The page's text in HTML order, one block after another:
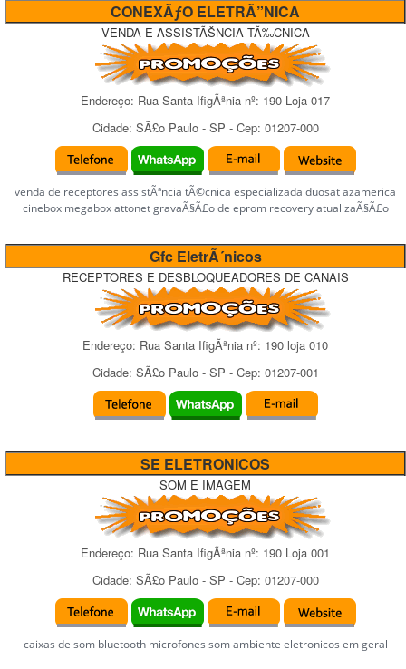
CONEXÃƒO ELETRÃ”NICA
VENDA E ASSISTÃŠNCIA TÃ‰CNICA
Endereço: Rua Santa IfigÃªnia nº: 190 Loja 017
Cidade: SÃ£o Paulo- SP - Cep: 01207-000
venda de receptores assistÃªncia tÃ©cnica especializada duosat azamerica
cinebox megabox attonet gravaÃ§Ã£o de eprom recovery atualizaÃ§Ã£o
Gfc EletrÃ´nicos
RECEPTORES E DESBLOQUEADORES DE CANAIS
Endereço: Rua Santa IfigÃªnia nº: 190 loja 010
Cidade: SÃ£o Paulo- SP - Cep: 01207-001
SE ELETRONICOS
SOM E IMAGEM
Endereço: Rua Santa IfigÃªnia nº: 190 Loja 001
Cidade: SÃ£o Paulo- SP - Cep: 01207-000
caixas de som bluetooth microfones som ambiente eletronicos em geral